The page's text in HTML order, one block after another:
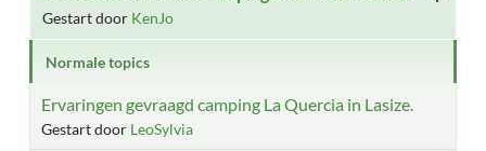
Gestart door KenJo
Normale topics
Ervaringen gevraagd camping La Quercia in Lasize.
Gestart door LeoSylvia